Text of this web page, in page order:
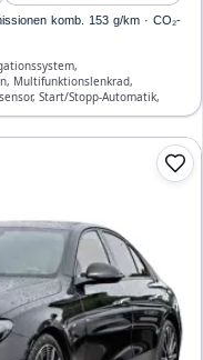
komb. 153 g/km · CO₂-
Multifunktionslenkrad,
Start/Stopp-Automatik,
ESP, ABS,